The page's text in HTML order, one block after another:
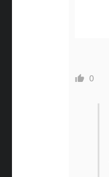
0